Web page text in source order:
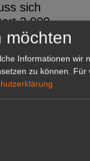
sich
2.000
von
möchten
Informationen wir
zu können.
Für